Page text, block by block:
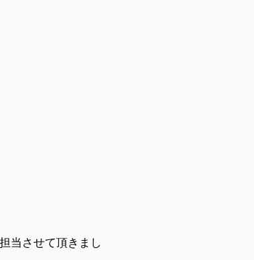
当させて頂きまし